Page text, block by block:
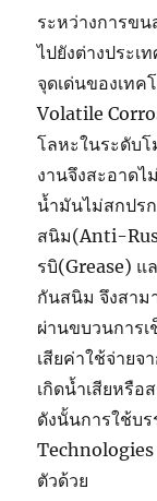
ระหว่างการขน
ไปยังต่างประเ
จุดเด่นของเทค
Volatile
โลหะในระดับโ
งานจึงสะอาดไ
น้ำมันไม่สกปร
สนิม(Anti-
รบิ(Grease)
กันสนิม จึงสาม
ผ่านขบวนการเ
เสียค่าใช้จ่ายจ
เกิดน้ำเสียหรือ
ดังนั้นการใช้บ
Technologies
ตัวด้วย